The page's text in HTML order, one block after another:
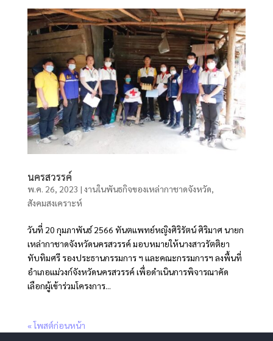
นครสวรรค์
พ.ค. 26, 2023 | งานในพันธกิจของเหล่ากาชาดจังหวัด,
สังคมสงเคราะห์
วันที่ 20 กุมภาพันธ์ 2566 ทันตแพทย์หญิงศิริรัตน์ ศิริมาศ นายก
เหล่ากาชาดจังหวัดนครสวรรค์ มอบหมายให้นางสาวรัตติยา
ทับทิมศรี รองประธานกรรมการ ฯ และคณะกรรมการฯ ลงพื้นที่
อำเภอแม่วงก์จังหวัดนครสวรรค์ เพื่อดำเนินการพิจารณาคัด
เลือกผู้เข้าร่วมโครงการ...
« โพสต์ก่อนหน้า